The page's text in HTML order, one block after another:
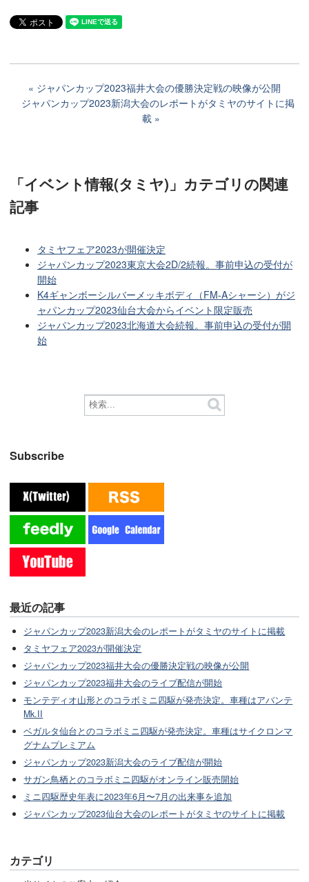
ジャパンカップ2023福井大会の優勝決定戦の映像が公開
ジャパンカップ2023新潟大会のレポートがタミヤのサイトに掲
載
「イベント情報(タミヤ)」カテゴリの関連
記事
タミヤフェア2023が開催決定
ジャパンカップ2023東京大会2D/2続報。事前申込の受付が
開始
K4ギャンボーシルバーメッキボディ（FM-Aシャーシ）がジ
ャパンカップ2023仙台大会からイベント限定販売
ジャパンカップ2023北海道大会続報。事前申込の受付が開
始
Subscribe
最近の記事
ジャパンカップ2023新潟大会のレポートがタミヤのサイトに掲載
タミヤフェア2023が開催決定
ジャパンカップ2023福井大会の優勝決定戦の映像が公開
ジャパンカップ2023福井大会のライブ配信が開始
モンテディオ山形とのコラボミニ四駆が発売決定。車種はアバンテ
Mk.II
ベガルタ仙台とのコラボミニ四駆が発売決定。車種はサイクロンマ
グナムプレミアム
ジャパンカップ2023新潟大会のライブ配信が開始
サガン鳥栖とのコラボミニ四駆がオンライン販売開始
ミニ四駆歴史年表に2023年6月〜7月の出来事を追加
ジャパンカップ2023仙台大会のレポートがタミヤのサイトに掲載
カテゴリ